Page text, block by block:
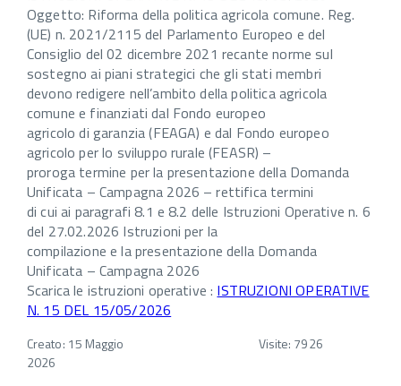
Oggetto: Riforma della politica agricola comune. Reg.
(UE) n. 2021/2115 del Parlamento Europeo e del
Consiglio del 02 dicembre 2021 recante norme sul
sostegno ai piani strategici che gli stati membri
devono redigere nell’ambito della politica agricola
comune e finanziati dal Fondo europeo
agricolo di garanzia (FEAGA) e dal Fondo europeo
agricolo per lo sviluppo rurale (FEASR) –
proroga termine per la presentazione della Domanda
Unificata – Campagna 2026 – rettifica termini
di cui ai paragrafi 8.1 e 8.2 delle Istruzioni Operative n. 6
del 27.02.2026 Istruzioni per la
compilazione e la presentazione della Domanda
Unificata – Campagna 2026
Scarica le istruzioni operative : ISTRUZIONI OPERATIVE
N. 15 DEL 15/05/2026
Creato: 15 Maggio
2026
Visite: 7926